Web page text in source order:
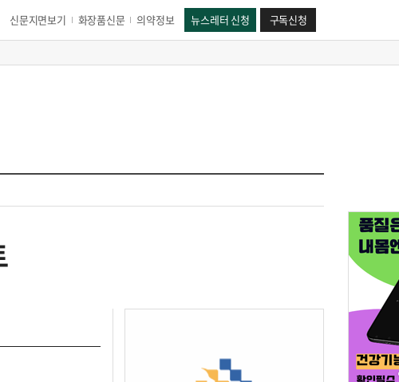
신문지면보기 화장품신문 의약정보 뉴스레터 신청 구독신청